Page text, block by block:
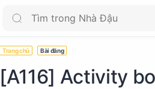
Trang chủ Bài đăng
[A116] Activity